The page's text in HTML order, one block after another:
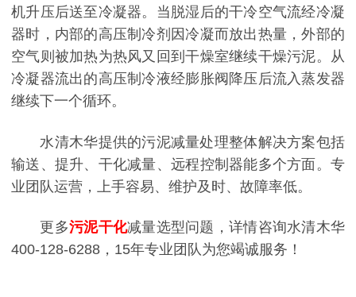
机升压后送至冷凝器。当脱湿后的干冷空气流经冷凝
器时，内部的高压制冷剂因冷凝而放出热量，外部的
空气则被加热为热风又回到干燥室继续干燥污泥。从
冷凝器流出的高压制冷液经膨胀阀降压后流入蒸发器
继续下一个循环。
水清木华提供的污泥减量处理整体解决方案包括
输送、提升、干化减量、远程控制器能多个方面。专
业团队运营，上手容易、维护及时、故障率低。
更多污泥干化减量选型问题，详情咨询水清木华
400-128-6288，15年专业团队为您竭诚服务！